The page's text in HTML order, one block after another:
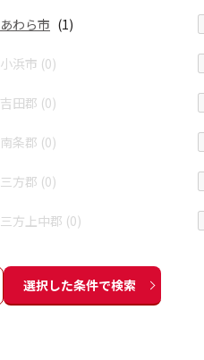
あわら市 (1)
小浜市 (0)
吉田郡 (0)
南条郡 (0)
三方郡 (0)
三方上中郡 (0)
選択した条件で検索